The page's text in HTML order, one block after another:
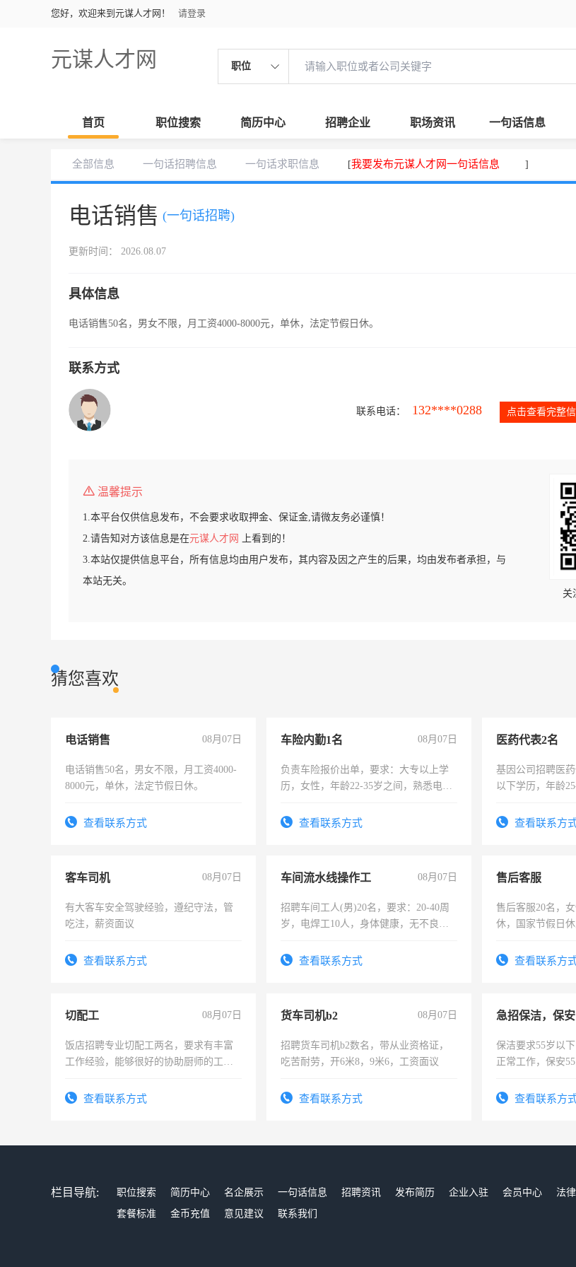
您好，欢迎来到元谋人才网！ 请登录
元谋人才网 职位
首页 职位搜索 简历中心 招聘企业 职场资讯 一句话信息
全部信息 一句话招聘信息 一句话求职信息 [我要发布元谋人才网一句话信息 ]
电话销售 (一句话招聘)
更新时间： 2026.08.07
具体信息
电话销售50名，男女不限，月工资4000-8000元，单休，法定节假日休。
联系方式
联系电话： 132****0288 点击查看完整
温馨提示
1.本平台仅供信息发布，不会要求收取押金、保证金,请微友务必谨慎！
2.请告知对方该信息是在元谋人才网
上看到的！
3.本站仅提供信息平台，所有信息均由用户发布，其内容及因之产生的后果，均由发布者承担，与
本站无关。
关
猜您喜欢
电话销售 08月07日
电话销售50名，男女不限，月工资4000-
8000元，单休，法定节假日休。
查看联系方式
车险内勤1名 08月07日
负责车险报价出单，要求：大专以上学
历，女性，年龄22-35岁之间，熟悉电脑
试用期1-3个月，转正后交纳五险，
查看联系方式
医药代表2名
基因公司招聘医
以下学历，年龄
表或者有医学资
查看联系方
客车司机 08月07日
有大客车安全驾驶经验，遵纪守法，管
吃注，薪资面议
查看联系方式
车间流水线操作工 08月07日
招聘车间工人(男)20名，要求：20-40周
岁，电焊工10人，身体健康，无不良嗜
宿，免费发放劳保用品，两班倒，每月
查看联系方式
售后客服
售后客服20名，
休，国家节假日
查看联系方
切配工 08月07日
饭店招聘专业切配工两名，要求有丰富
工作经验，能够很好的协助厨师的工
4500。查看联系方式
货车司机b2 08月07日
招聘货车司机b2数名，带从业资格证，
吃苦耐劳，开6米8，9米6，工资面议
查看联系方式
保洁要求55岁以
正常工作，保安
录，客服要求45
查看联系方
栏目导航: 职位搜索 简历中心 名企展示 一句话信息 招聘资讯 发布简历 企业入驻 会员中心
法
套餐标准
金币充值 意见建议 联系我们